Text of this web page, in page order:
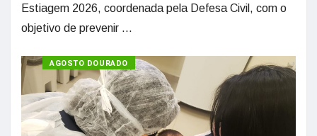
Estiagem 2026, coordenada pela Defesa Civil, com o
objetivo de prevenir ...
SAÚDE
AGOSTO DOURADO